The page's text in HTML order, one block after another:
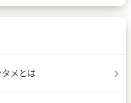
メとは